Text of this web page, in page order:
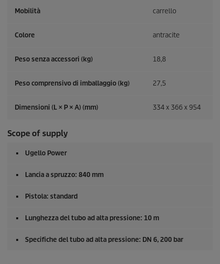
Mobilità carrello
Colore antracite
Peso senza accessori (kg) 18,8
Peso comprensivo di imballaggio (kg) 27,5
Dimensioni (L × P × A) (mm) 334 x 366 x 954
Scope of supply
Ugello Power
Lancia a spruzzo: 840 mm
Pistola: standard
Lunghezza del tubo ad alta pressione: 10 m
Specifiche del tubo ad alta pressione: DN 6, 200 bar